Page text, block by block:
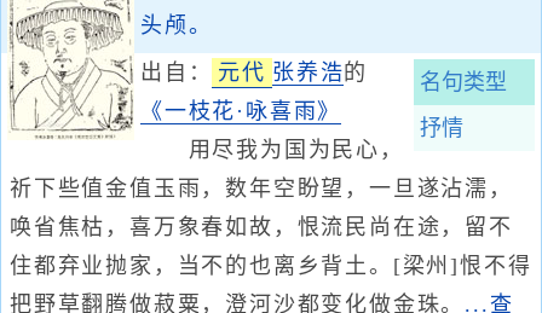
头颅。
名句类型
抒情
出自： 元代 张养浩的
《一枝花·咏喜雨》
用尽我为国为民心，
祈下些值金值玉雨，数年空盼望，一旦遂沾濡，
唤省焦枯，喜万象春如故，恨流民尚在途，留不
住都弃业抛家，当不的也离乡背土。[梁州]恨不得
把野草翻腾做菽粟，澄河沙都变化做金珠。 ...查